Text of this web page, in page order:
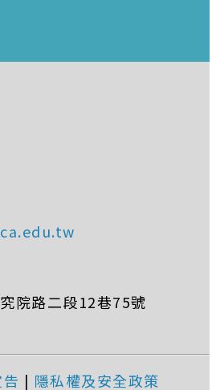
院路二段12巷75號
| 隱私權及安全政策